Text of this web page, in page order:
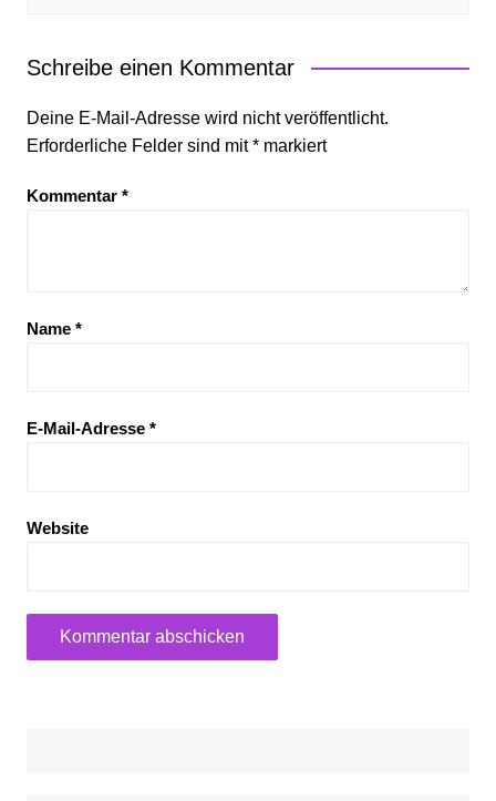
Schreibe einen Kommentar
Deine E-Mail-Adresse wird nicht veröffentlicht.
Erforderliche Felder sind mit*markiert
Kommentar *
Name *
E-Mail-Adresse *
Website